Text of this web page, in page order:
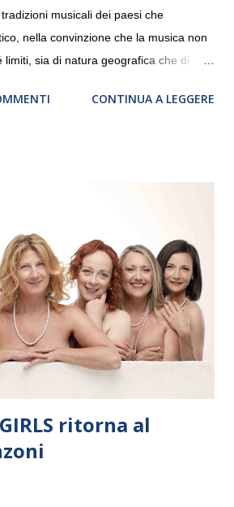
musicali dei paesi che
nella convinzione che la musica non
limiti, sia di natura geografica che di
a Heiden, in Germania, e toccherà, in
dove si esibirà per il secondo anno
milanese avrà il piacere di applaudire i
Sea Youth Philharmonic per la quarta
nel 2008 da Kristjan Järvi (affiancato
di consulent...
CONTINUA A LEGGERE
ritorna al